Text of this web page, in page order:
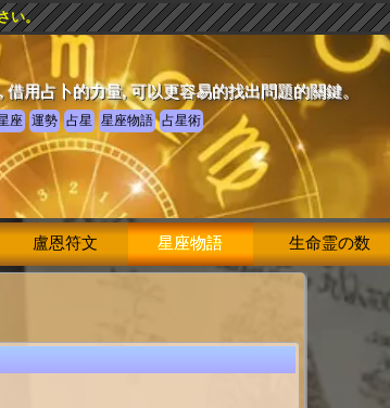
い。
用占卜的力量, 可以更容易的找出問題的關鍵。
座 運勢 占星 星座物語 占星術
盧恩符文 星座物語 生命霊の数